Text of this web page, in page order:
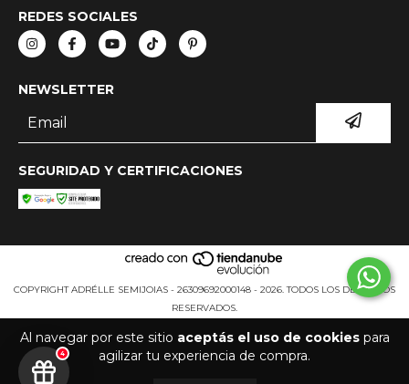
Al navegar por este sitio aceptás el uso de cookiespara
agilizar tu experiencia de compra.
REDES SOCIALES
NEWSLETTER
SEGURIDAD Y CERTIFICACIONES
COPYRIGHT ADRÉLLE SEMIJOIAS - 26309692000148 - 2026. TODOS LOS DERECHOS
RESERVADOS.
4